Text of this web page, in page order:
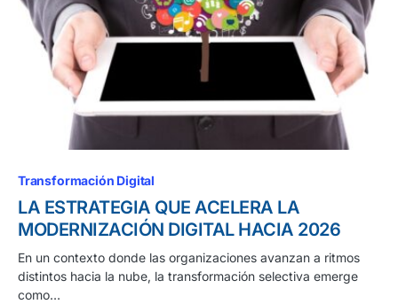
Transformación Digital
LA ESTRATEGIA QUE ACELERA LA
MODERNIZACIÓN DIGITAL HACIA 2026
En un contexto donde las organizaciones avanzan a ritmos
distintos hacia la nube, la transformación selectiva emerge
como…